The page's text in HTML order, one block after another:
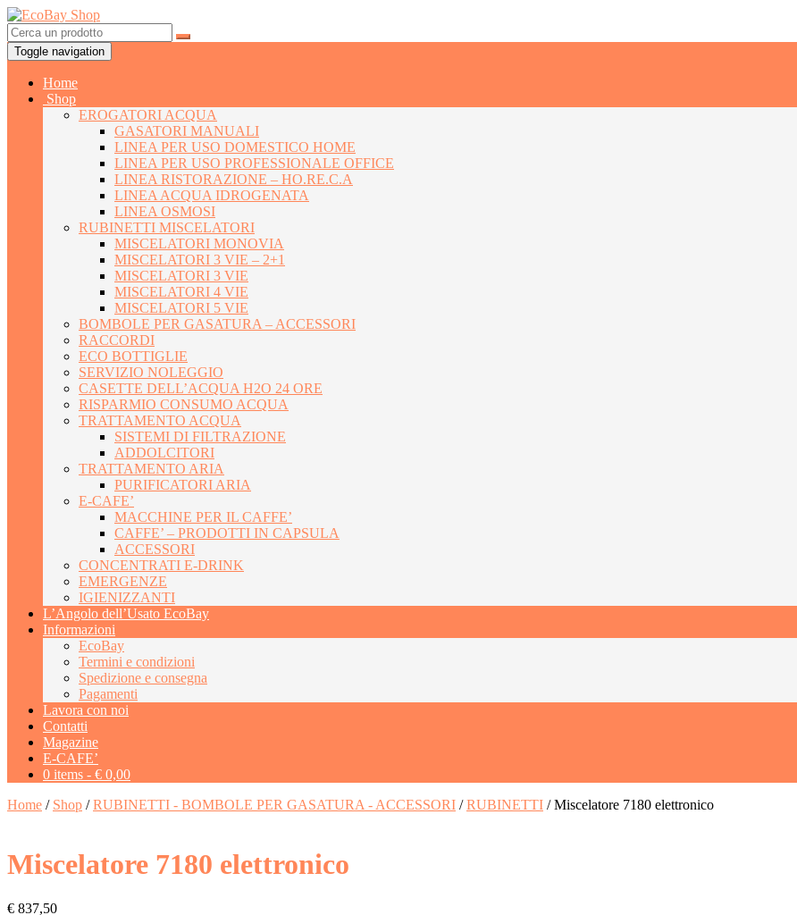
Toggle navigation
Home
Shop
EROGATORI ACQUA
GASATORI MANUALI
LINEA PER USO DOMESTICO HOME
LINEA PER USO PROFESSIONALE OFFICE
LINEA RISTORAZIONE – HO.RE.C.A
LINEA ACQUA IDROGENATA
LINEA OSMOSI
RUBINETTI MISCELATORI
MISCELATORI MONOVIA
MISCELATORI 3 VIE – 2+1
MISCELATORI 3 VIE
MISCELATORI 4 VIE
MISCELATORI 5 VIE
BOMBOLE PER GASATURA – ACCESSORI
RACCORDI
ECO BOTTIGLIE
SERVIZIO NOLEGGIO
CASETTE DELL’ACQUA H2O 24 ORE
RISPARMIO CONSUMO ACQUA
TRATTAMENTO ACQUA
SISTEMI DI FILTRAZIONE
ADDOLCITORI
TRATTAMENTO ARIA
PURIFICATORI ARIA
E-CAFE’
MACCHINE PER IL CAFFE’
CAFFE’ – PRODOTTI IN CAPSULA
ACCESSORI
CONCENTRATI E-DRINK
EMERGENZE
IGIENIZZANTI
L’Angolo dell’Usato EcoBay
Informazioni
EcoBay
Termini e condizioni
Spedizione e consegna
Pagamenti
Lavora con noi
Contatti
Magazine
E-CAFE’
0 items - € 0,00
Home / Shop /RUBINETTI - BOMBOLE PER GASATURA - ACCESSORI /RUBINETTI / Miscelatore 7180 elettronico
Miscelatore 7180 elettronico
€ 837,50